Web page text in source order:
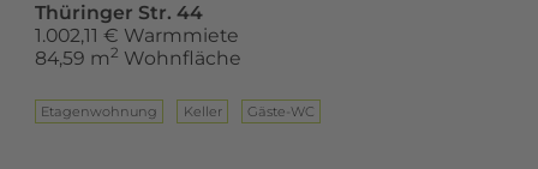
Thüringer Str. 44
1.002,11 € Warmmiete
84,59 m2 Wohnfläche
Eta­gen­woh­nung Keller Gäste-WC